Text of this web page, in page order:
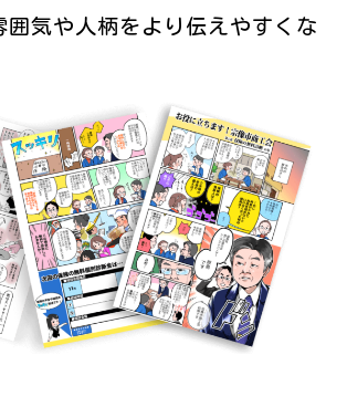
囲気や人柄をより伝えやすくな